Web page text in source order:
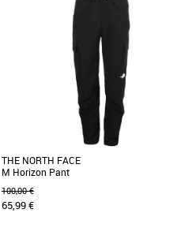
Combinant une coupe boxy
d'inspiration rétro et des tissus recyclés,
veste Saikuru courte [...]
THE NORTH FACE
M Horizon Pant
100,00 €
65,99 €